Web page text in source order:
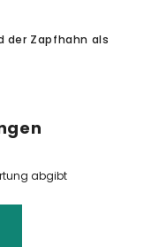
der Zapfhahn als
abgibt